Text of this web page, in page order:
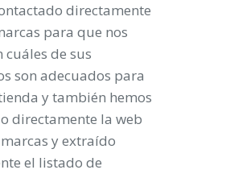
directamente
para que nos
de sus
son adecuados para
y también hemos
directamente la web
y extraído
el listado de